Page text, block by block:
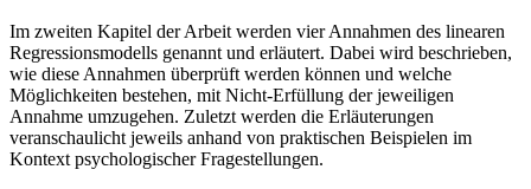
Im zweiten Kapitel der Arbeit werden vier Annahmen des linearen
Regressionsmodells genannt und erläutert. Dabei wird beschrieben,
wie diese Annahmen überprüft werden können und welche
Möglichkeiten bestehen, mit Nicht-Erfüllung der jeweiligen
Annahme umzugehen. Zuletzt werden die Erläuterungen
veranschaulicht jeweils anhand von praktischen Beispielen im
Kontext psychologischer Fragestellungen.